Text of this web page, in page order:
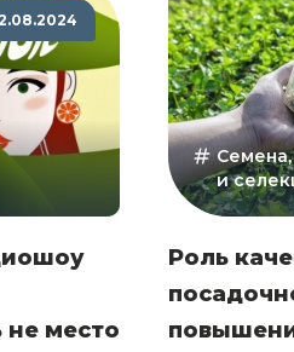
не место
и
Роль